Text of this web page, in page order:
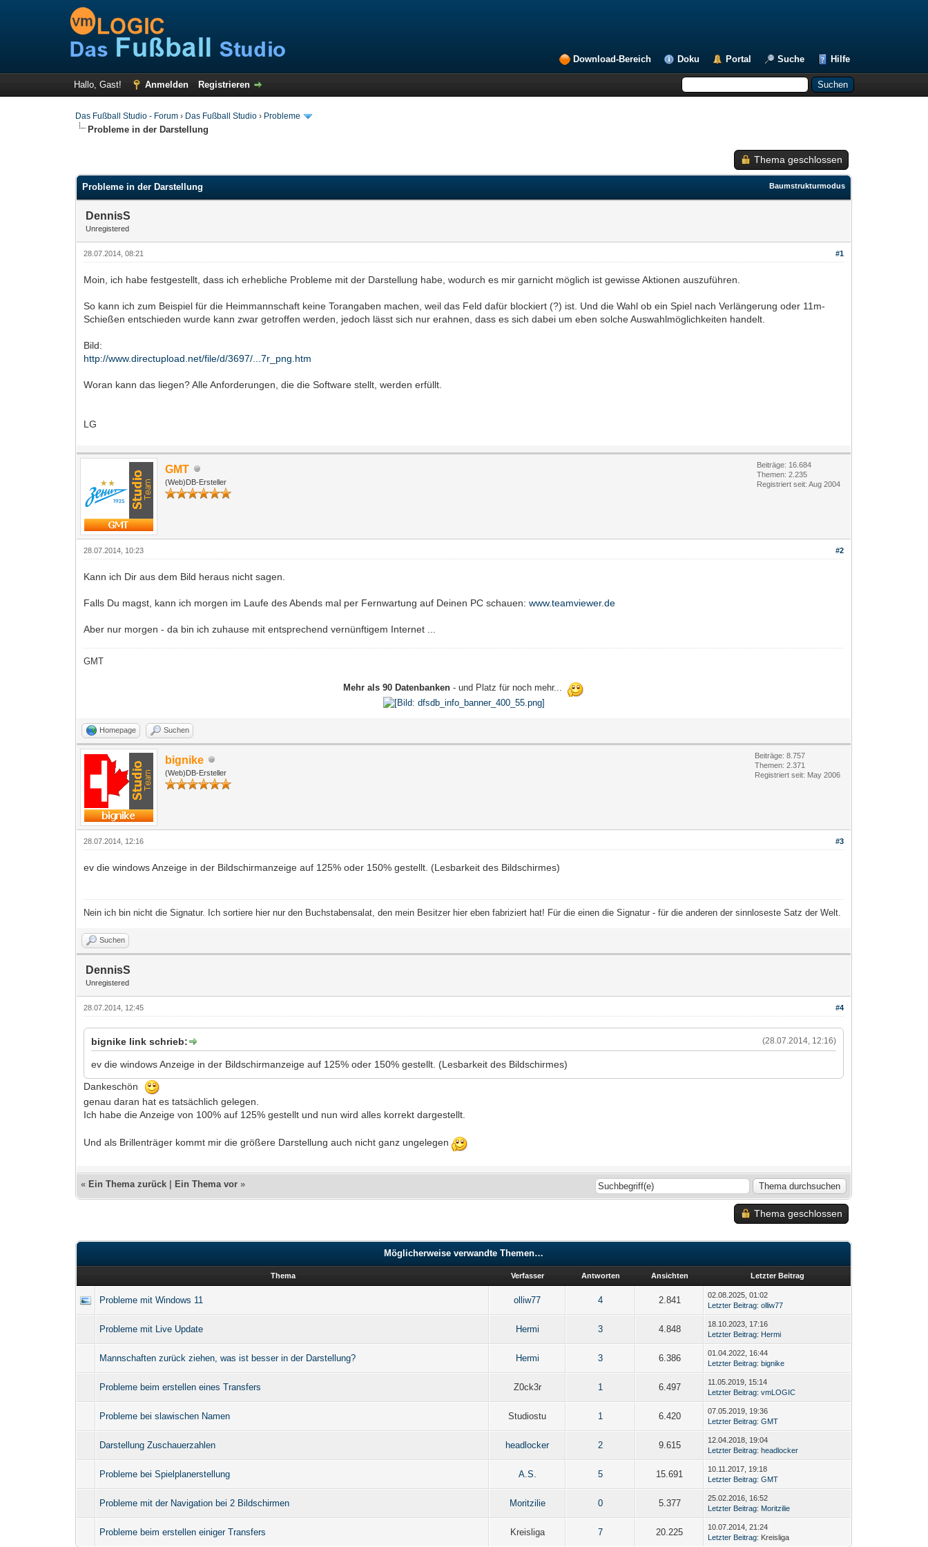
Download-Bereich Doku Portal Suche Hilfe
Hallo, Gast! Anmelden Registrieren
Das Fußball Studio - Forum › Das Fußball Studio › Probleme
Probleme in der Darstellung
Thema geschlossen
Baumstrukturmodus
Probleme in der Darstellung
DennisS
Unregistered
#1
28.07.2014, 08:21
Moin, ich habe festgestellt, dass ich erhebliche Probleme mit der Darstellung habe, wodurch es mir garnicht möglich ist gewisse Aktionen auszuführen.
So kann ich zum Beispiel für die Heimmannschaft keine Torangaben machen, weil das Feld dafür blockiert (?) ist. Und die Wahl ob ein Spiel nach Verlängerung oder 11m-
Schießen entschieden wurde kann zwar getroffen werden, jedoch lässt sich nur erahnen, dass es sich dabei um eben solche Auswahlmöglichkeiten handelt.
Bild:
http://www.directupload.net/file/d/3697/...7r_png.htm
Woran kann das liegen? Alle Anforderungen, die die Software stellt, werden erfüllt.
LG
GMT
(Web)DB-Ersteller
Beiträge: 16.684
Themen: 2.235
Registriert seit: Aug 2004
#2
28.07.2014, 10:23
Kann ich Dir aus dem Bild heraus nicht sagen.
Falls Du magst, kann ich morgen im Laufe des Abends mal per Fernwartung auf Deinen PC schauen:www.teamviewer.de
Aber nur morgen - da bin ich zuhause mit entsprechend vernünftigem Internet ...
GMT
Mehr als 90 Datenbanken - und Platz für noch mehr...
Homepage Suchen
bignike
(Web)DB-Ersteller
Beiträge: 8.757
Themen: 2.371
Registriert seit: May 2006
#3
28.07.2014, 12:16
ev die windows Anzeige in der Bildschirmanzeige auf 125% oder 150% gestellt. (Lesbarkeit des Bildschirmes)
Nein ich bin nicht die Signatur. Ich sortiere hier nur den Buchstabensalat, den mein Besitzer hier eben fabriziert hat! Für die einen die Signatur - für die anderen der sinnloseste Satz der Welt.
Suchen
DennisS
Unregistered
#4
28.07.2014, 12:45
(28.07.2014, 12:16)
bignike link schrieb:
ev die windows Anzeige in der Bildschirmanzeige auf 125% oder 150% gestellt. (Lesbarkeit des Bildschirmes)
Dankeschön
genau daran hat es tatsächlich gelegen.
Ich habe die Anzeige von 100% auf 125% gestellt und nun wird alles korrekt dargestellt.
Und als Brillenträger kommt mir die größere Darstellung auch nicht ganz ungelegen
« Ein Thema zurück Ein Thema vor »
Thema geschlossen
Möglicherweise verwandte Themen…
Thema Verfasser Antworten Ansichten Letzter Beitrag
Probleme mit Windows 11 olliw77 4 2.841
02.08.2025, 01:02
Letzter Beitrag:olliw77
Probleme mit Live Update Hermi 3 4.848
18.10.2023, 17:16
Letzter Beitrag: Hermi
Mannschaften zurück ziehen, was ist besser in der Darstellung? Hermi 3 6.386
01.04.2022, 16:44
Letzter Beitrag:bignike
Probleme beim erstellen eines Transfers Z0ck3r 1 6.497
11.05.2019, 15:14
Letzter Beitrag:vmLOGIC
Probleme bei slawischen Namen Studiostu 1 6.420
07.05.2019, 19:36
Letzter Beitrag:GMT
Darstellung Zuschauerzahlen headlocker 2 9.615
12.04.2018, 19:04
Letzter Beitrag:headlocker
Probleme bei Spielplanerstellung A.S. 5 15.691
10.11.2017, 19:18
Letzter Beitrag:GMT
Probleme mit der Navigation bei 2 Bildschirmen Moritzilie 0 5.377
25.02.2016, 16:52
Letzter Beitrag: Moritzilie
Probleme beim erstellen einiger Transfers Kreisliga 7 20.225
10.07.2014, 21:24
Letzter Beitrag: Kreisliga